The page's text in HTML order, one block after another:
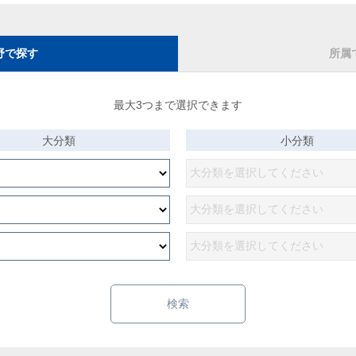
で探す 所属
最大3つまで選択できます
大分類 小分類
検索